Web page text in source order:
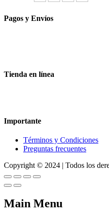
Pagos y Envíos
Tienda en línea
Importante
Términos y Condiciones
Preguntas frecuentes
Copyright © 2024 | Todos los
Main Menu